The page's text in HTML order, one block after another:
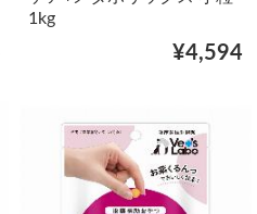
1kg
¥4,594